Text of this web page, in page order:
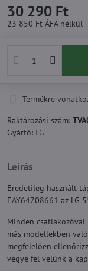
30 290 Ft
23 850 Ft ÁFA nélkül
Termékre
Raktározási szám:
Gyártó: LG
Leírás
Eredetileg használt
EAY64708661 az LG
Minden csatlakozóval
más modellekben
megfelelően
vegye fel velünk a